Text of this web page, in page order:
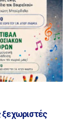
ξεχωριστές